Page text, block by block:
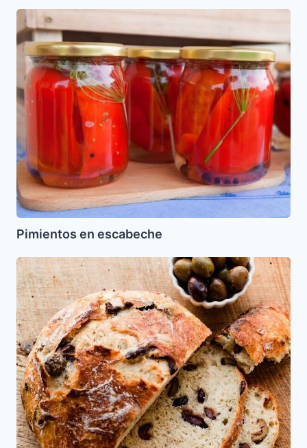
Pimientos
en
escabeche
Pimientos en escabeche
Pan
con
aceitunas
y
romero